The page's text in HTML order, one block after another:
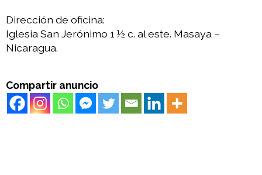
Dirección de oficina:
Iglesia San Jerónimo 1 ½ c. al este. Masaya –
Nicaragua.
Compartir anuncio